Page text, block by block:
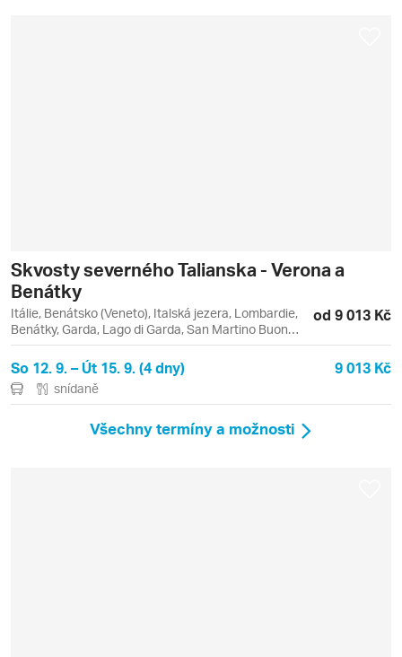
Skvosty severného Talianska - Verona a
Benátky
Itálie, Benátsko (Veneto), Italská jezera, Lombardie,
Benátky, Garda, Lago di Garda, San Martino Buon
Albergo, Sirmione, Verona
od 9 013 Kč
So 12. 9. – Út 15. 9. (4 dny) 9 013 Kč
snídaně
Všechny termíny a možnosti